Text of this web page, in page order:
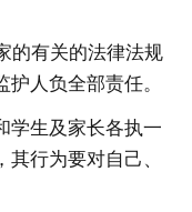
的有关的法律法规
人负全部责任。
学生及家长各执一
行为要对自己、